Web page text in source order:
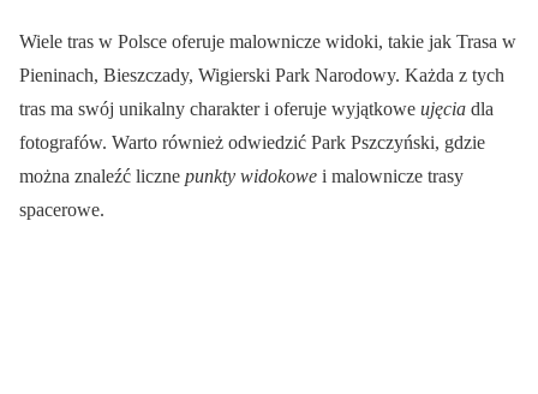
Wiele tras w Polsce oferuje malownicze widoki, takie jak Trasa w
Pieninach, Bieszczady, Wigierski Park Narodowy. Każda z tych
tras ma swój unikalny charakter i oferuje wyjątkowe ujęcia dla
fotografów. Warto również odwiedzić Park Pszczyński, gdzie
można znaleźć liczne punkty widokowe i malownicze trasy
spacerowe.